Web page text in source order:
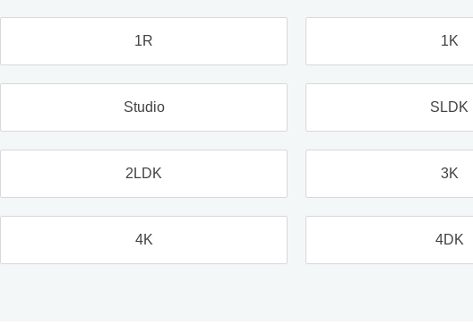
1R 1K
Studio SLDK
2LDK 3K
4K 4DK